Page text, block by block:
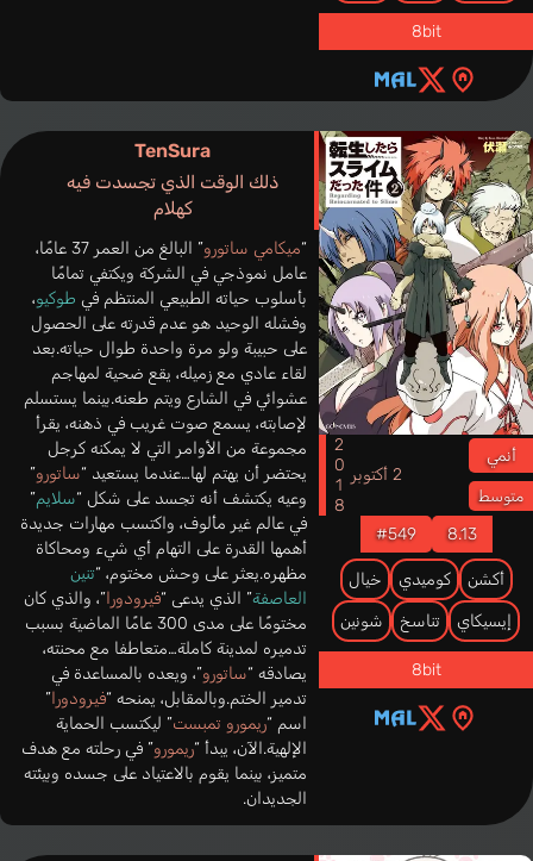
8bit
TenSura
ذلك الوقت الذي تجسدت فيه
كهلام
أنمي
متوسط
2 أكتوبر 2018
8.13
#549
أكشن كوميدي خيال
إيسيكاي تناسخ شونين
8bit
“ميكامي ساتورو
” البالغ من العمر 37 عامًا،
عامل نموذجي في الشركة ويكتفي تمامًا
بأسلوب حياته الطبيعي المنتظم في طوكيو،
وفشله الوحيد هو عدم قدرته على الحصول
على حبيبة ولو مرة واحدة طوال حياته.بعد
لقاء عادي مع زميله، يقع ضحية لمهاجم
عشوائي في الشارع ويتم طعنه.بينما يستسلم
لإصابته، يسمع صوت غريب في ذهنه، يقرأ
مجموعة من الأوامر التي لا يمكنه كرجل
يحتضر أن يهتم لها…عندما يستعيد “ساتورو”
وعيه يكتشف أنه تجسد على شكل “سلايم”
في عالم غير مألوف، واكتسب مهارات جديدة
أهمها القدرة على التهام أي شيء ومحاكاة
مظهره.يعثر على وحش مختوم، “تنين
العاصفة” الذي يدعى “فيرودورا”، والذي كان
مختومًا على مدى 300 عامًا الماضية بسبب
تدميره لمدينة كاملة…متعاطفا مع محنته،
يصادقه “ساتورو”، ويعده بالمساعدة في
تدمير الختم.وبالمقابل، يمنحه “فيرودورا”
اسم “ريمورو تمبست” ليكتسب الحماية
الإلهية.الآن، يبدأ “ريمورو” في رحلته مع هدف
متميز، بينما يقوم بالاعتياد على جسده وبيئته
الجديدان.